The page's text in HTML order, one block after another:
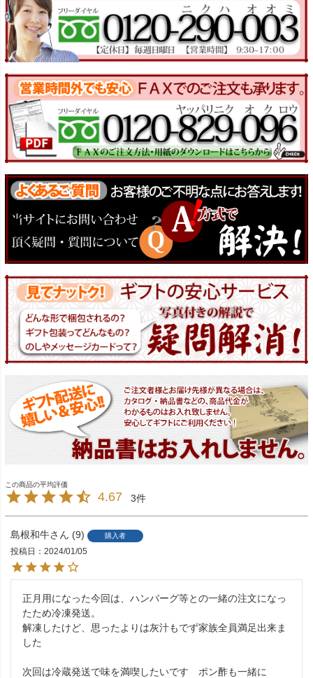
4.67 3
島根和牛 9 購入者
投稿日 2024/01/05
正月用になった今回は、ハンバーグ等との一緒の注文になっ
たため冷凍発送。
解凍したけど、思ったよりは灰汁もでず家族全員満足出来ま
した
次回は冷蔵発送で味を満喫したいです　ポン酢も一緒に